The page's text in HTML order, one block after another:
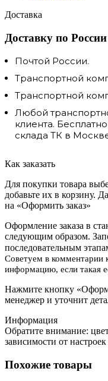
Доставка
Доставку по
Почтой России.
Транспортной
Транспортной
Любой
клиента.
склада ТК в
Как заказать
Для покупки товара
добавьте их в корзину.
на «Оформить заказ»
Оформление заказа в
следующим образом.
последовательным
Советуем в комментарии
информацию, если такая
Нажмите кнопку
менеджер и уточнит
Информация
Обратите внимание:
зависимости от
Похожие товары